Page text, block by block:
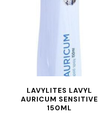
LAVYLITES LAVYL
AURICUM SENSITIVE
150ML